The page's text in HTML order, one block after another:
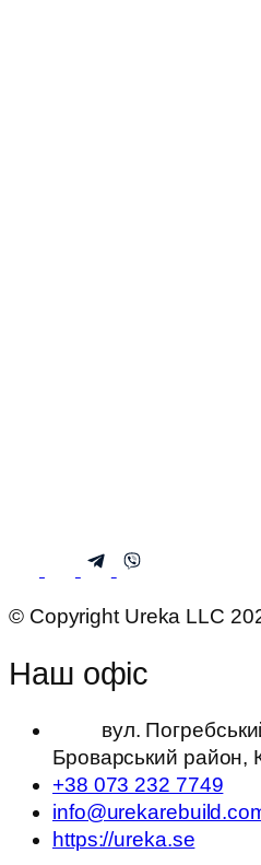
© Copyright Ureka LLC
Наш офіс
вул.
Броварський район,
+38 073 232 7749
https://ureka.se